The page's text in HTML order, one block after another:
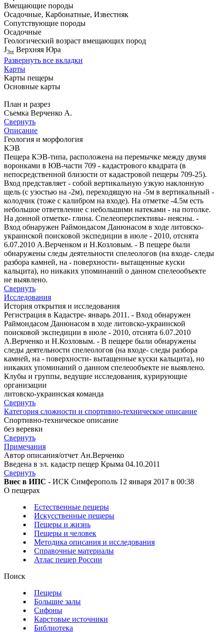
Вмещающие породы
Осадочные, Карбонатные, Известняк
Сопутствующие породы
Осадочные
Геологический возраст вмещающих пород
J3tt Верхняя Юра
Развернуть все вкладки
Карты
Карты пещеры
Основные карты
План и разрез
Съемка Верченко А.
Свернуть
Описание
Геология и морфология
КЭВ
Пещера КЭВ-типа, расположена на перемычке между двумя
воронками в ЮВ-части 709 - кадастрового квадрата (в
непосредственной близости от кадастровой пещеры 709-25).
Вход представляет - собой вертикальную узкую наклонную
щель (с узостью на -2м), переходящую на -5м в вертикальный -
колодчик (тоже с калибром на входе). На отметке -4.5м есть
небольшое ответвление с небольшими натеками - на потолке.
На донной отметке- глина. Спелеоперспективы- неясны. -
Вход обнаружен Раймондасом Данюнасом в ходе литовско-
украинской поисковой экспедиции в июле - 2010, отснята
6.07.2010 А.Верченком и Н.Козловым. - В пещере были
обнаружены следы деятельности спелеологов (на входе- следы
разбора камней, на - поверхности- вытащенные куски
кальцита), но никаких упоминаний о данном спелеообъекте
не выявлено.
Свернуть
Исследования
История открытия и исследования
Регистрация в Кадастре- январь 2011. - Вход обнаружен
Раймондасом Данюнасом в ходе литовско-украинской
поисковой экспедиции в июле - 2010, отснята 6.07.2010
А.Верченко и Н.Козловым. - В пещере были обнаружены
следы деятельности спелеологов (на входе- следы разбора
камней, на - поверхности- вытащенные куски кальцита), но
никаких упоминаний о данном спелеообъекте не выявлено.
Клубы и группы, ведущие исследования, курирующие
организации
литовско-украинская команда
Свернуть
Категория сложности и спортивно-техническое описание
Спортивно-техническое описание
без веревки
Свернуть
Примечания
Автор описания/отчет Ан.Верченко
Введена в эл. кадастр пещер Крыма 04.10.2011
Свернуть
Внес в ИПС - ИСК Симферополь 12 января 2017 в 00:38
О пещерах
Естественные пещеры
Искусственные пещеры
Пещеры и жизнь
Пещеры и человек
Методика описания и исследования
Справочные материалы
Атлас пещер России
Поиск
Пещеры
Большие залы
Сифоны
Карстовые источники
Библиотека